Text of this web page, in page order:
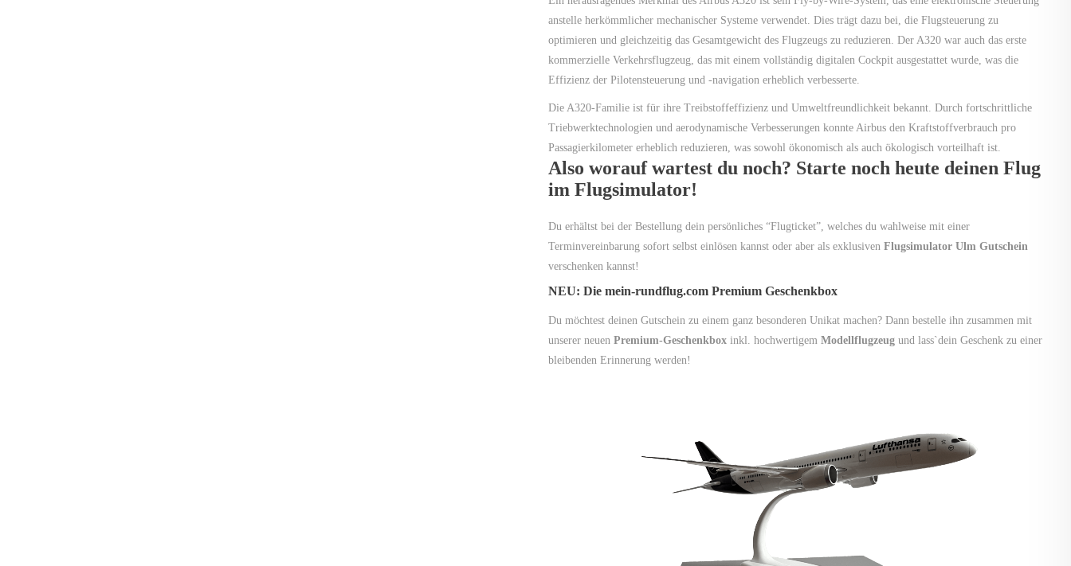
anstelle herkömmlicher mechanischer Systeme verwendet. Dies trägt dazu bei, die Flugsteuerung zu
optimieren und gleichzeitig das Gesamtgewicht des Flugzeugs zu reduzieren. Der A320 war auch das erste
kommerzielle Verkehrsflugzeug, das mit einem vollständig digitalen Cockpit ausgestattet wurde, was die
Effizienz der Pilotensteuerung und -navigation erheblich verbesserte.
Die A320-Familie ist für ihre Treibstoffeffizienz und Umweltfreundlichkeit bekannt. Durch fortschrittliche
Triebwerktechnologien und aerodynamische Verbesserungen konnte Airbus den Kraftstoffverbrauch pro
Passagierkilometer erheblich reduzieren, was sowohl ökonomisch als auch ökologisch vorteilhaft ist.
Also worauf wartest du noch? Starte noch heute deinen Flug
im Flugsimulator!
Du erhältst bei der Bestellung dein persönliches “Flugticket”, welches du wahlweise mit einer
Terminvereinbarung sofort selbst einlösen kannst oder aber als exklusiven Flugsimulator Ulm Gutschein
verschenken kannst!
NEU: Die mein-rundflug.com Premium Geschenkbox
Du möchtest deinen Gutschein zu einem ganz besonderen Unikat machen? Dann bestelle ihn zusammen mit
unserer neuen Premium-Geschenkboxinkl. hochwertigem Modellflugzeugund lass`dein Geschenk zu einer
bleibenden Erinnerung werden!